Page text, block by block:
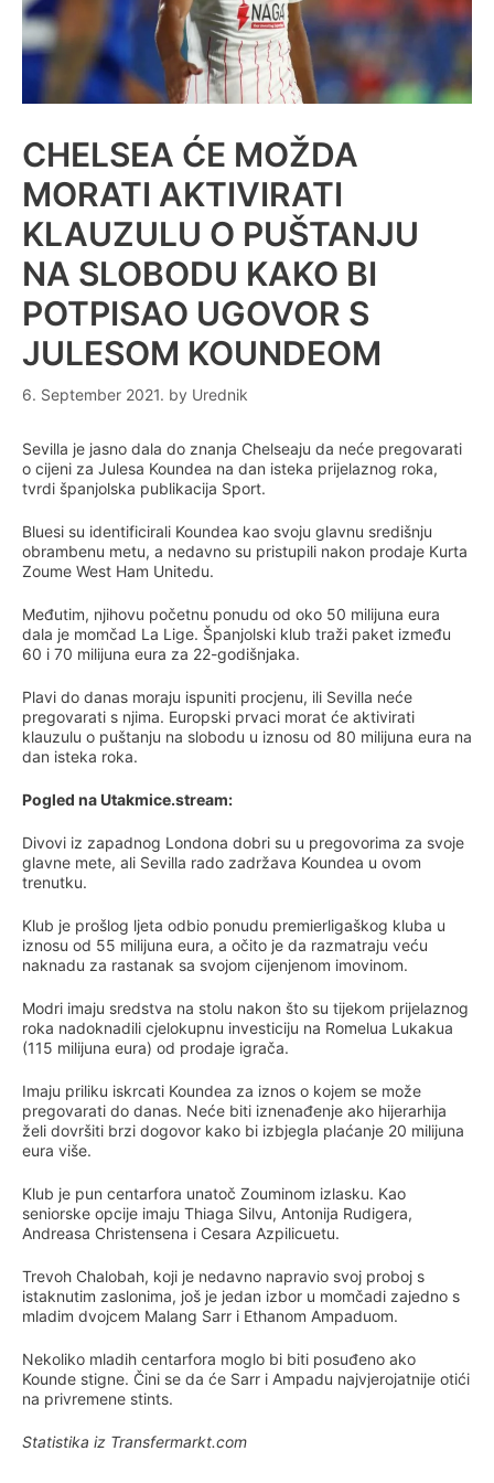
CHELSEA ĆE MOŽDA
MORATI AKTIVIRATI
KLAUZULU O PUŠTANJU
NA SLOBODU KAKO BI
POTPISAO UGOVOR S
JULESOM KOUNDEOM
6. September 2021. by Urednik
Sevilla je jasno dala do znanja Chelseaju da neće pregovarati
o cijeni za Julesa Koundea na dan isteka prijelaznog roka,
tvrdi španjolska publikacija Sport.
Bluesi su identificirali Koundea kao svoju glavnu središnju
obrambenu metu, a nedavno su pristupili nakon prodaje Kurta
Zoume West Ham Unitedu.
Međutim, njihovu početnu ponudu od oko 50 milijuna eura
dala je momčad La Lige. Španjolski klub traži paket između
60 i 70 milijuna eura za 22-godišnjaka.
Plavi do danas moraju ispuniti procjenu, ili Sevilla neće
pregovarati s njima. Europski prvaci morat će aktivirati
klauzulu o puštanju na slobodu u iznosu od 80 milijuna eura na
dan isteka roka.
Pogled na Utakmice.stream:
Divovi iz zapadnog Londona dobri su u pregovorima za svoje
glavne mete, ali Sevilla rado zadržava Koundea u ovom
trenutku.
Klub je prošlog ljeta odbio ponudu premierligaškog kluba u
iznosu od 55 milijuna eura, a očito je da razmatraju veću
naknadu za rastanak sa svojom cijenjenom imovinom.
Modri imaju sredstva na stolu nakon što su tijekom prijelaznog
roka nadoknadili cjelokupnu investiciju na Romelua Lukakua
(115 milijuna eura) od prodaje igrača.
Imaju priliku iskrcati Koundea za iznos o kojem se može
pregovarati do danas. Neće biti iznenađenje ako hijerarhija
želi dovršiti brzi dogovor kako bi izbjegla plaćanje 20 milijuna
eura više.
Klub je pun centarfora unatoč Zouminom izlasku. Kao
seniorske opcije imaju Thiaga Silvu, Antonija Rudigera,
Andreasa Christensena i Cesara Azpilicuetu.
Trevoh Chalobah, koji je nedavno napravio svoj proboj s
istaknutim zaslonima, još je jedan izbor u momčadi zajedno s
mladim dvojcem Malang Sarr i Ethanom Ampaduom.
Nekoliko mladih centarfora moglo bi biti posuđeno ako
Kounde stigne. Čini se da će Sarr i Ampadu najvjerojatnije otići
na privremene stints.
Statistika iz Transfermarkt.com